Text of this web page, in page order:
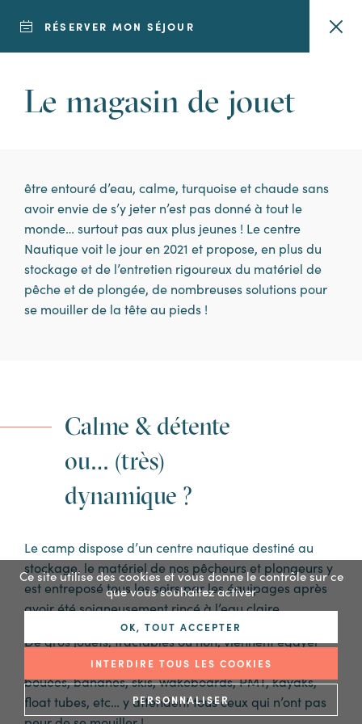
RÉSERVER MON SÉJOUR
Le magasin de jouet
être entouré d’eau, calme, turquoise et chaude sans
avoir envie de s’y jeter n’est pas donné à tout le
monde… surtout pas aux plus jeunes ! Le centre
Nautique voit le jour en 2021 et propose, en plus du
stockage et de l’entretien rigoureux du matériel de
pêche et de plongée, de nombreuses solutions pour
se mouiller de la tête au pieds !
Calme & détente
ou… (très)
dynamique ?
Le camp dispose d’un centre nautique destiné au
stockage, le matériel de nos pêcheurs et plongeurs y
est entreposé tous les soirs par les équipages après
avoir été soigneusement rincé à l’eau claire.
De gros jouets, tractables ou non, viennent égayer
les locaux de leurs couleurs, stand up paddle,
bouées, bananes, skis, wakeboards, PMT, kayaks,
float tubes, etc… y attendent tous ceux qui n’ont pas
Ce site utilise des cookies et vous donne le contrôle sur ce
que vous souhaitez activer
OK, TOUT ACCEPTER
INTERDIRE TOUS LES COOKIES
PERSONNALISER